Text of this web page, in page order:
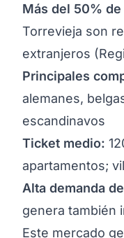
Más del 50%
Torrevieja son
extranjeros
Principales
alemanes,
escandinavos
Ticket medio:
apartamentos;
Alta demanda
genera también
Este mercado